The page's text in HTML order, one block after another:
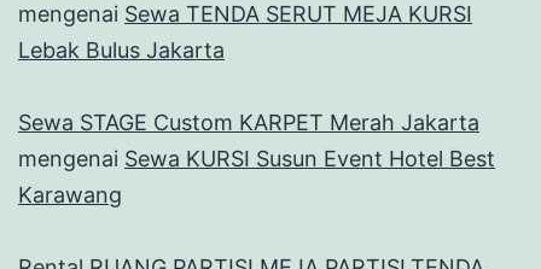
mengenai Sewa TENDA SERUT MEJA KURSI
Lebak Bulus Jakarta
Sewa STAGE Custom KARPET Merah Jakarta
mengenai Sewa KURSI Susun Event Hotel Best
Karawang